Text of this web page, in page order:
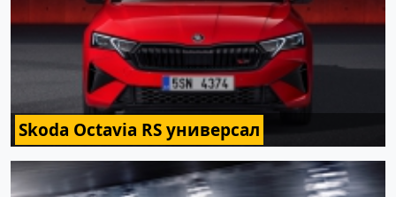
Skoda Octavia RS универсал